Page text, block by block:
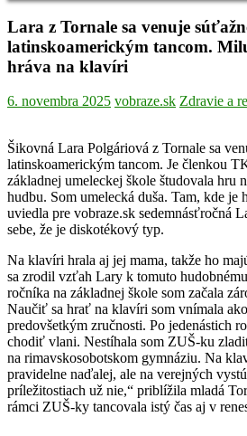
Lara z Tornale sa venuje
latinskoamerickým tancom.
hráva na klavíri
6. novembra 2025 vobraze.sk Zdravie a
Šikovná Lara Polgáriová z Tornale sa
latinskoamerickým tancom. Je členkou
základnej umeleckej škole študovala hru
hudbu. Som umelecká duša. Tam, kde je
uviedla pre vobraze.sk sedemnásťročná
sebe, že je diskotékový typ.
Na klavíri hrala aj jej mama, takže ho
sa zrodil vzťah Lary k tomuto
ročníka na základnej škole som začala
Naučiť sa hrať na klavíri som vnímala
predovšetkým zručnosti. Po jedenástich
chodiť vlani. Nestíhala som ZUŠ-ku
na rimavskosobotskom gymnáziu. Na
pravidelne naďalej, ale na verejných
príležitostiach už nie,“ priblížila mladá
rámci ZUŠ-ky tancovala istý čas aj v